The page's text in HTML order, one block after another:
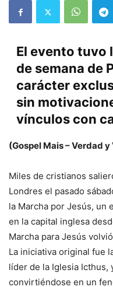
El evento tuvo
de semana de
carácter
sin
vínculos con
(Gospel Mais – Verdad
Miles de cristianos
Londres el pasado
la Marcha por Jesús, un
en la capital inglesa
Marcha para Jesús
La iniciativa original fue
líder de la Iglesia Icthus,
convirtiéndose en un